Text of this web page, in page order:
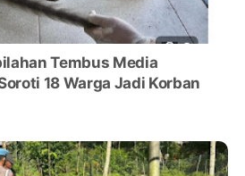
Tembus Media
18 Warga Jadi Korban